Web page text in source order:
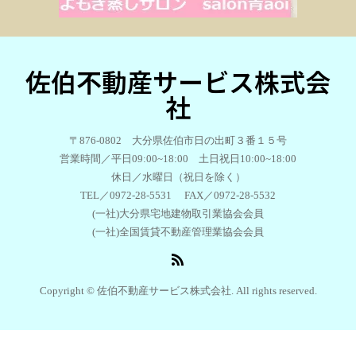
佐伯不動産サービス株式会
社
〒876-0802 大分県佐伯市日の出町３番１５号
営業時間／平日09:00~18:00 土日祝日10:00~18:00
休日／水曜日（祝日を除く）
TEL／0972-28-5531 FAX／0972-28-5532
(一社)大分県宅地建物取引業協会会員
(一社)全国賃貸不動産管理業協会会員
Copyright © 佐伯不動産サービス株式会社. All rights reserved.